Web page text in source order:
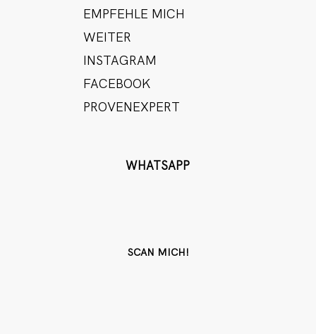
EMPFEHLE MICH
WEITER
INSTAGRAM
FACEBOOK
PROVENEXPERT
WHATSAPP
SCAN MICH!